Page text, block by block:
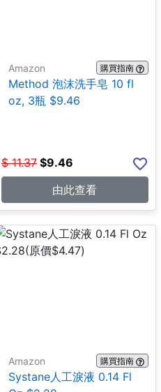
Amazon 購買指南
Method 泡沫洗手皂 10 fl
oz, 3瓶 $9.46
$ 11.37 $9.46
由此查看
Amazon 購買指南
Systane人工淚液 0.14 Fl